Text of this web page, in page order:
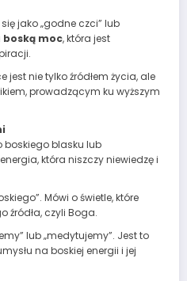
jako „godne czci” lub
boską moc, która jest
jest nie tylko źródłem życia, ale
prowadzącym ku wyższym
boskiego blasku lub
która niszczy niewiedzę i
Mówi o świetle, które
źródła, czyli Boga.
lub „medytujemy”. Jest to
na boskiej energii i jej